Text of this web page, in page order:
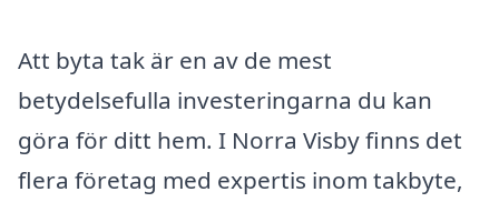
Att byta tak är en av de mest
betydelsefulla investeringarna du kan
göra för ditt hem. I Norra Visby finns det
flera företag med expertis inom takbyte,